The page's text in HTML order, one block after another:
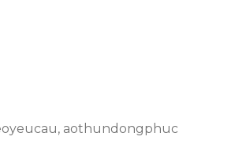
, aothundongphuc